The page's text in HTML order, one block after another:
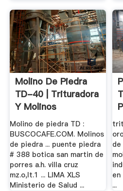
Molino De Piedra
TD-40 | Trituradora
Y Molinos
Molino de piedra TD :
BUSCOCAFE.COM. Molinos
de piedra ... puente piedra
# 388 botica san martin de
porres a.h. villa cruz
mz.o,lt.1 ... LIMA XLS
Ministerio de Salud ...
...